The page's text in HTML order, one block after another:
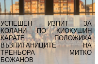
УСПЕШЕН ИЗПИТ ЗА
КОЛАНИ ПО КИОКУШИН
КАРАТЕ ПОЛОЖИХА
ВЪЗПИТАНИЦИТЕ НА
ТРЕНЬОРА МИТКО
БОЖАНОВ